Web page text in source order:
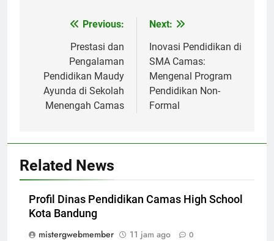
NavigasiPrevious:
Prestasi dan
Pengalaman
Pendidikan Maudy
Ayunda di Sekolah
Menengah Camas
Next:
Inovasi Pendidikan di
SMA Camas:
Mengenal Program
Pendidikan Non-
Formal
Related News
Profil Dinas Pendidikan Camas High School
Kota Bandung
mistergwebmember
11 jam ago 0